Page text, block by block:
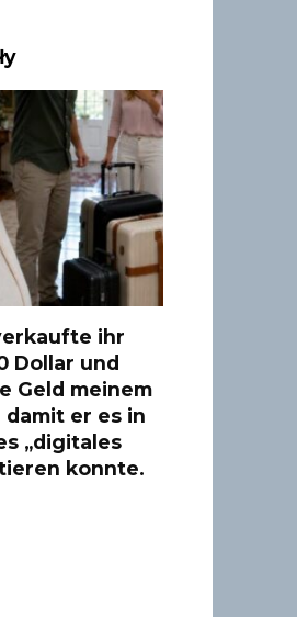
ihr
Dollar und
Geld meinem
er es in
„digitales
konnte.